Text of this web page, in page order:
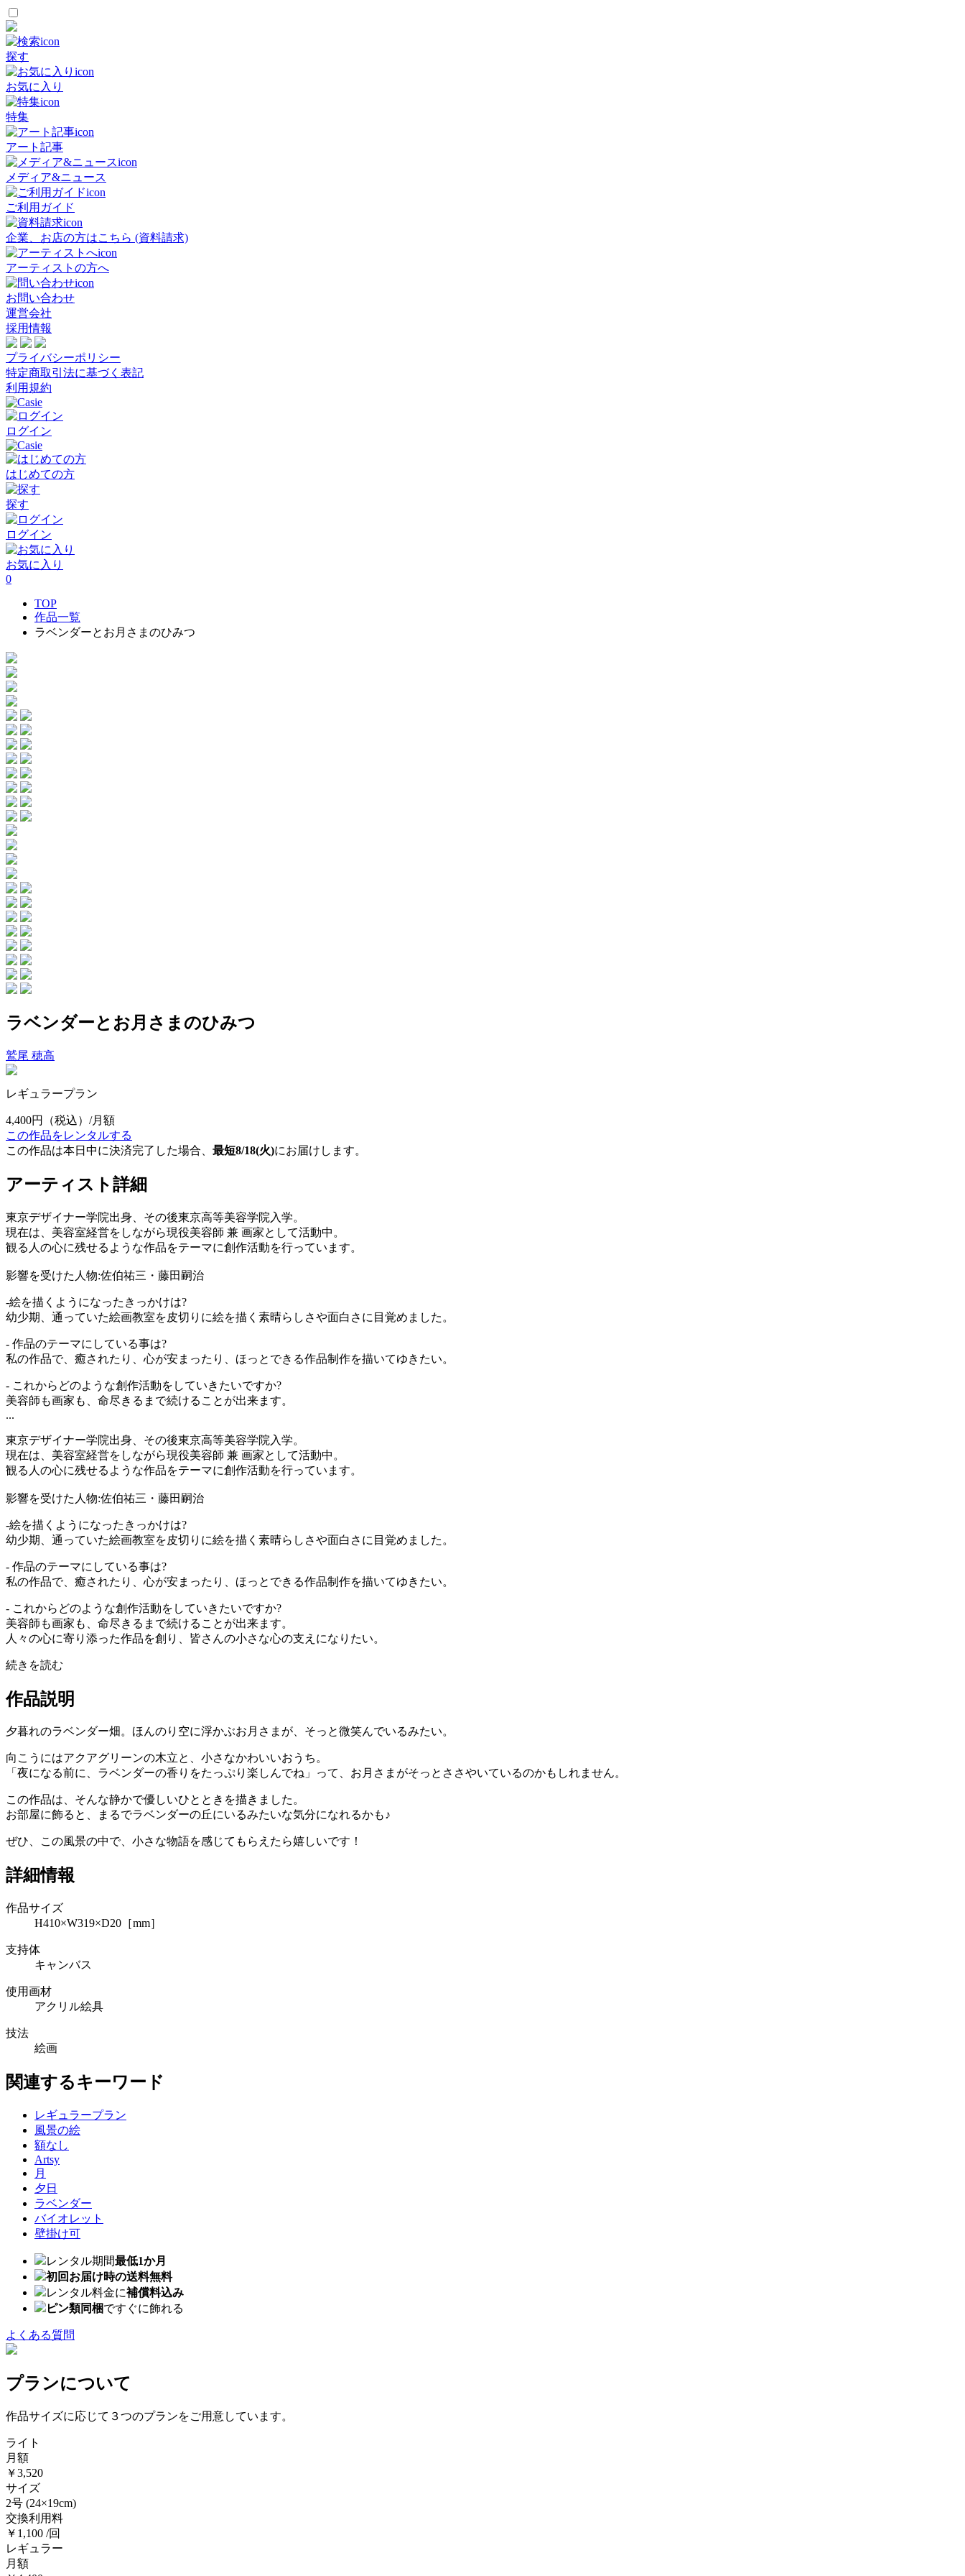
探す
お気に入り
特集
アート記事
メディア&ニュース
ご利用ガイド
企業、お店の方はこちら (資料請求)
アーティストの方へ
お問い合わせ
運営会社
採用情報
プライバシーポリシー
特定商取引法に基づく表記
利用規約
ログイン
はじめての方
探す
ログイン
お気に入り
0
TOP
作品一覧
ラベンダーとお月さまのひみつ
ラベンダーとお月さまのひみつ
鷲尾 穂高
レギュラープラン
4,400円
（税込）/月額
この作品をレンタルする
この作品は本日中に決済完了した場合、 最短8/18(火)にお届けします。
アーティスト詳細
東京デザイナー学院出身、その後東京高等美容学院入学。
現在は、美容室経営をしながら現役美容師 兼 画家として活動中。
観る人の心に残せるような作品をテーマに創作活動を行っています。
影響を受けた人物:佐伯祐三・藤田嗣治
-絵を描くようになったきっかけは?
幼少期、通っていた絵画教室を皮切りに絵を描く素晴らしさや面白さに目覚めました。
- 作品のテーマにしている事は?
私の作品で、癒されたり、心が安まったり、ほっとできる作品制作を描いてゆきたい。
- これからどのような創作活動をしていきたいですか?
美容師も画家も、命尽きるまで続けることが出来ます。
...
東京デザイナー学院出身、その後東京高等美容学院入学。
現在は、美容室経営をしながら現役美容師 兼 画家として活動中。
観る人の心に残せるような作品をテーマに創作活動を行っています。
影響を受けた人物:佐伯祐三・藤田嗣治
-絵を描くようになったきっかけは?
幼少期、通っていた絵画教室を皮切りに絵を描く素晴らしさや面白さに目覚めました。
- 作品のテーマにしている事は?
私の作品で、癒されたり、心が安まったり、ほっとできる作品制作を描いてゆきたい。
- これからどのような創作活動をしていきたいですか?
美容師も画家も、命尽きるまで続けることが出来ます。
人々の心に寄り添った作品を創り、皆さんの小さな心の支えになりたい。
続きを読む
作品説明
夕暮れのラベンダー畑。ほんのり空に浮かぶお月さまが、そっと微笑んでいるみたい。
向こうにはアクアグリーンの木立と、小さなかわいいおうち。
「夜になる前に、ラベンダーの香りをたっぷり楽しんでね」って、お月さまがそっとささやいているのかもしれません。
この作品は、そんな静かで優しいひとときを描きました。
お部屋に飾ると、まるでラベンダーの丘にいるみたいな気分になれるかも♪
ぜひ、この風景の中で、小さな物語を感じてもらえたら嬉しいです！
詳細情報
作品サイズ
H410×W319×D20［mm］
支持体
キャンバス
使用画材
アクリル絵具
技法
絵画
関連するキーワード
レギュラープラン
風景の絵
額なし
Artsy
月
夕日
ラベンダー
バイオレット
壁掛け可
レンタル期間最低1か月
初回お届け時の送料無料
レンタル料金に補償料込み
ピン類同梱ですぐに飾れる
よくある質問
プランについて
作品サイズに応じて３つのプランをご用意しています。
ライト
月額
￥3,520
サイズ
2号 (24×19cm)
交換利用料
￥1,100 /回
レギュラー
月額